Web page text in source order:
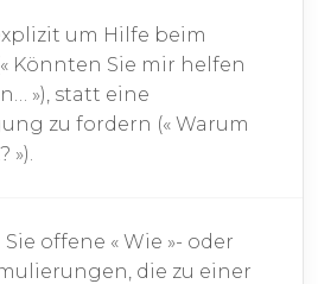
um Hilfe beim
Könnten Sie mir helfen
»), statt eine
zu fordern (« Warum
»).
offene « Wie »- oder
die zu einer